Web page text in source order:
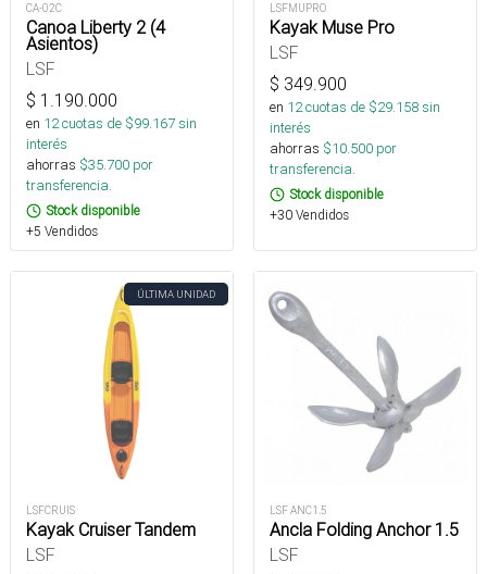
CA-02C
Canoa Liberty 2 (4
Asientos)
LSF
$ 1.190.000
en 12cuotas de $99.167sin
interés
ahorras $35.700 por
transferencia.
Stock disponible
+5 Vendidos
LSFMUPRO
Kayak Muse Pro
LSF
$ 349.900
en 12cuotas de $29.158sin
interés
ahorras $10.500 por
transferencia.
Stock disponible
+30 Vendidos
ÚLTIMA UNIDAD
LSFCRUIS
Kayak Cruiser Tandem
LSF
LSF ANC1.5
Ancla Folding Anchor 1.5
LSF